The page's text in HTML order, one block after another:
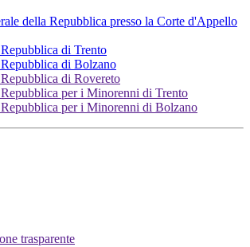
della Repubblica presso la Corte d'Appello
di Trento
di Bolzano
di Rovereto
per i Minorenni di Trento
per i Minorenni di Bolzano
trasparente